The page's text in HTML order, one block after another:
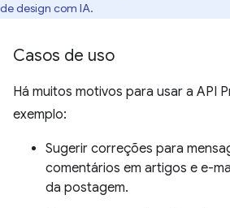
de design com IA.
Casos de uso
Há muitos motivos para usar a API
exemplo:
Sugerir correções para
comentários em artigos e e-
da postagem.